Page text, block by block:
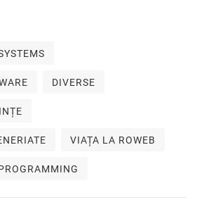
DIVERSE
VIAȚA LA ROWEB